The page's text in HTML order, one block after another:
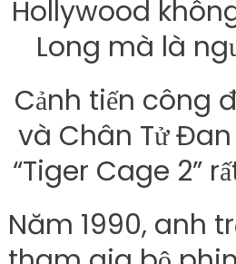
Cảnh tiến công
và Chân Tử
“Tiger Cage 2”
Năm 1990, anh